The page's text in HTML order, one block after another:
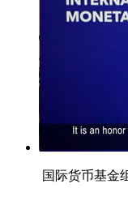
国际货币基金